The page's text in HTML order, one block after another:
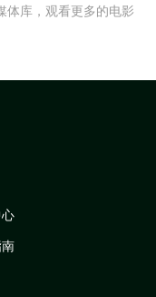
体库，观看更多的电影